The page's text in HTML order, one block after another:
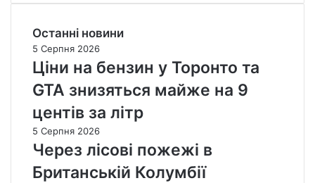
Останні новини
5 Серпня 2026
Ціни на бензин у Торонто та
GTA знизяться майже на 9
центів за літр
5 Серпня 2026
Через лісові пожежі в
Британській Колумбії